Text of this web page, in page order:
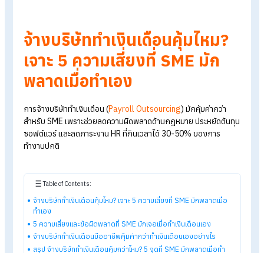
จ้างบริษัททำเงินเดือนคุ้มกว่าไหม?5จุดที่SMEมักพลาดเมื่อทำเอ
เจาะ 5 เรื่องที่ SMEมักพลาดเมื่อทำเงินเดือนเอง ที่
ค่ากว่าอย่างการจ้างบริษัททำเงินเดือน
จ้างบริษัททำเงินเดือนคุ้มไหม?
เจาะ 5 ความเสี่ยงที่ SME มัก
พลาดเมื่อทำเอง
การจ้างบริษัททำเงินเดือน (Payroll Outsourcing)มักคุ้มค่ากว่า